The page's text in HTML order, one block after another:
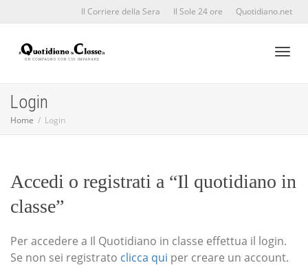
Il Corriere della Sera Il Sole 24 ore Quotidiano.net
Login
Home Login
Accedi o registrati a “Il quotidiano in
classe”
Per accedere a Il Quotidiano in classe effettua il login.
Se non sei registrato clicca qui per creare un account.